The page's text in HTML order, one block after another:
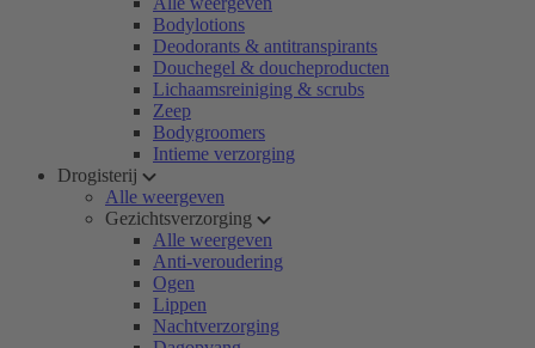
Bodylotions
Deodorants & antitranspirants
Douchegel & doucheproducten
Lichaamsreiniging & scrubs
Zeep
Bodygroomers
Intieme verzorging
Drogisterij
Alle weergeven
Gezichtsverzorging
Alle weergeven
Anti-veroudering
Ogen
Lippen
Nachtverzorging